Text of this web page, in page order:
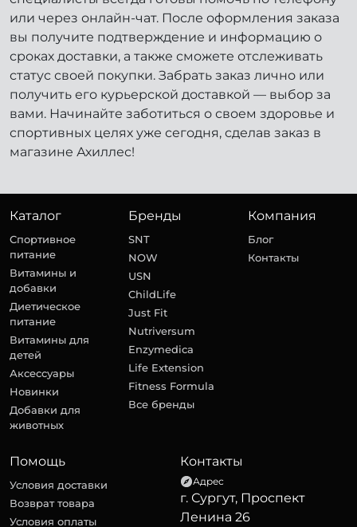
или через онлайн-чат. После оформления заказа
вы получите подтверждение и информацию о
сроках доставки, а также сможете отслеживать
статус своей покупки. Забрать заказ лично или
получить его курьерской доставкой — выбор за
вами. Начинайте заботиться о своем здоровье и
спортивных целях уже сегодня, сделав заказ в
магазине Ахиллес!
Каталог
Спортивное
питание
Витамины и
добавки
Диетическое
питание
Витамины для
детей
Аксессуары
Новинки
Добавки для
животных
Бренды
SNT
NOW
USN
ChildLife
Just Fit
Nutriversum
Enzymedica
Life Extension
Fitness Formula
Все бренды
Компания
Блог
Контакты
Помощь
Условия доставки
Возврат товара
Условия оплаты
Контакты
Адрес
г. Сургут, Проспект
Ленина 26